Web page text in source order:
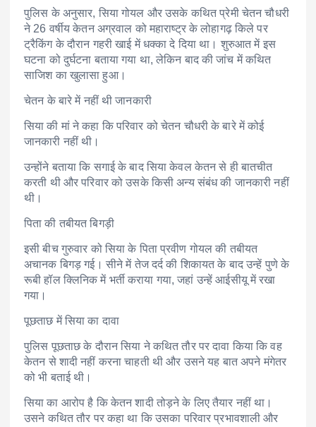
पुलिस के अनुसार, सिया गोयल और उसके कथित प्रेमी चेतन चौधरी
ने 26 वर्षीय केतन अग्रवाल को महाराष्ट्र के लोहागढ़ किले पर
ट्रैकिंग के दौरान गहरी खाई में धक्का दे दिया था। शुरुआत में इस
घटना को दुर्घटना बताया गया था, लेकिन बाद की जांच में कथित
साजिश का खुलासा हुआ।
चेतन के बारे में नहीं थी जानकारी
सिया की मां ने कहा कि परिवार को चेतन चौधरी के बारे में कोई
जानकारी नहीं थी।
उन्होंने बताया कि सगाई के बाद सिया केवल केतन से ही बातचीत
करती थी और परिवार को उसके किसी अन्य संबंध की जानकारी नहीं
थी।
पिता की तबीयत बिगड़ी
इसी बीच गुरुवार को सिया के पिता प्रवीण गोयल की तबीयत
अचानक बिगड़ गई। सीने में तेज दर्द की शिकायत के बाद उन्हें पुणे के
रूबी हॉल क्लिनिक में भर्ती कराया गया, जहां उन्हें आईसीयू में रखा
गया।
पूछताछ में सिया का दावा
पुलिस पूछताछ के दौरान सिया ने कथित तौर पर दावा किया कि वह
केतन से शादी नहीं करना चाहती थी और उसने यह बात अपने मंगेतर
को भी बताई थी।
सिया का आरोप है कि केतन शादी तोड़ने के लिए तैयार नहीं था।
उसने कथित तौर पर कहा था कि उसका परिवार प्रभावशाली और